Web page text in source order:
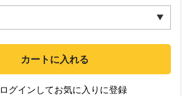
カートに入れる
ログインしてお気に入りに登録